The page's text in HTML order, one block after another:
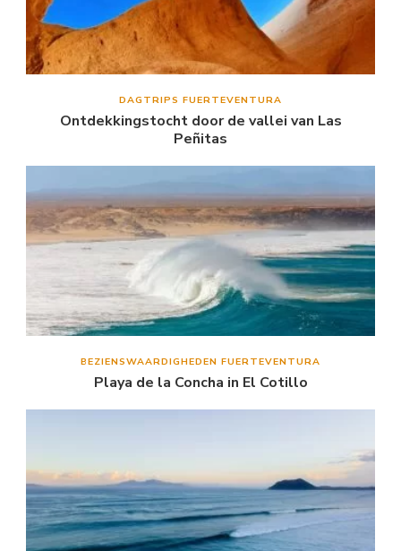
DAGTRIPS FUERTEVENTURA
Ontdekkingstocht door de vallei van Las
Peñitas
BEZIENSWAARDIGHEDEN FUERTEVENTURA
Playa de la Concha in El Cotillo